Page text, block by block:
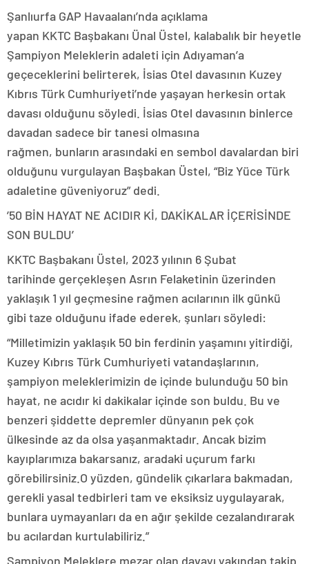
Şanlıurfa GAP Havaalanı’nda açıklama
yapan KKTC Başbakanı Ünal Üstel, kalabalık bir heyetle
Şampiyon Meleklerin adaleti için Adıyaman’a
geçeceklerini belirterek, İsias Otel davasının Kuzey
Kıbrıs Türk Cumhuriyeti’nde yaşayan herkesin ortak
davası olduğunu söyledi. İsias Otel davasının binlerce
davadan sadece bir tanesi olmasına
rağmen, bunların arasındaki en sembol davalardan biri
olduğunu vurgulayan Başbakan Üstel, “Biz Yüce Türk
adaletine güveniyoruz” dedi.
’50 BİN HAYAT NE ACIDIR Kİ, DAKİKALAR İÇERİSİNDE
SON BULDU’
KKTC Başbakanı Üstel, 2023 yılının 6 Şubat
tarihinde gerçekleşen Asrın Felaketinin üzerinden
yaklaşık 1 yıl geçmesine rağmen acılarının ilk günkü
gibi taze olduğunu ifade ederek, şunları söyledi:
“Milletimizin yaklaşık 50 bin ferdinin yaşamını yitirdiği,
Kuzey Kıbrıs Türk Cumhuriyeti vatandaşlarının,
şampiyon meleklerimizin de içinde bulunduğu 50 bin
hayat, ne acıdır ki dakikalar içinde son buldu. Bu ve
benzeri şiddette depremler dünyanın pek çok
ülkesinde az da olsa yaşanmaktadır. Ancak bizim
kayıplarımıza bakarsanız, aradaki uçurum farkı
görebilirsiniz.O yüzden, gündelik çıkarlara bakmadan,
gerekli yasal tedbirleri tam ve eksiksiz uygulayarak,
bunlara uymayanları da en ağır şekilde cezalandırarak
bu acılardan kurtulabiliriz.”
Şampiyon Meleklere mezar olan davayı yakından takip